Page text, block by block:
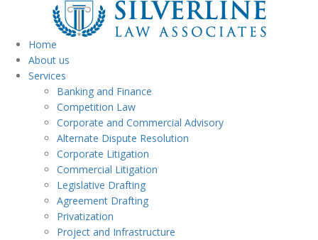
Home
About us
Services
Banking and Finance
Competition Law
Corporate and Commercial Advisory
Alternate Dispute Resolution
Corporate Litigation
Commercial Litigation
Legislative Drafting
Agreement Drafting
Privatization
Project and Infrastructure